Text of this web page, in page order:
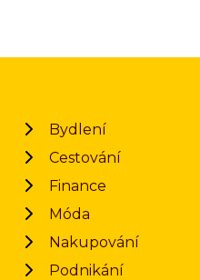
Bydlení
Cestování
Finance
Móda
Nakupování
Podnikání